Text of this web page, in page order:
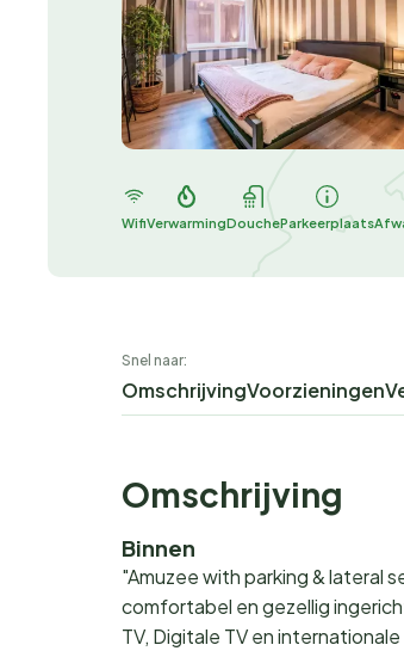
WifiVerwarmingDoucheParkeerplaats
Snel naar:
OmschrijvingVoorzieningen
Omschrijving
Binnen
"Amuzee with parking & lateral
comfortabel en gezellig
TV, Digitale TV en